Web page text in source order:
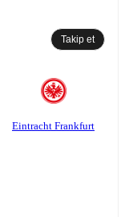
Takip et
Eintracht Frankfurt